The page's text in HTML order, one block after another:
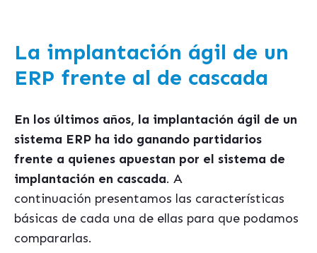
La implantación ágil de un
ERP frente al de cascada
En los últimos años, la implantación ágil de un
sistema ERP ha ido ganando partidarios
frente a quienes apuestan por el sistema de
implantación en cascada. A
continuación presentamos las características
básicas de cada una de ellas para que podamos
compararlas.